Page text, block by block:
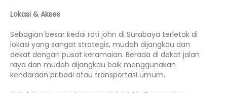
Lokasi & Akses
Sebagian besar kedai roti john di Surabaya terletak di
lokasi yang sangat strategis, mudah dijangkau dan
dekat dengan pusat keramaian. Berada di dekat jalan
raya dan mudah dijangkau baik menggunakan
kendaraan pribadi atau transportasi umum.